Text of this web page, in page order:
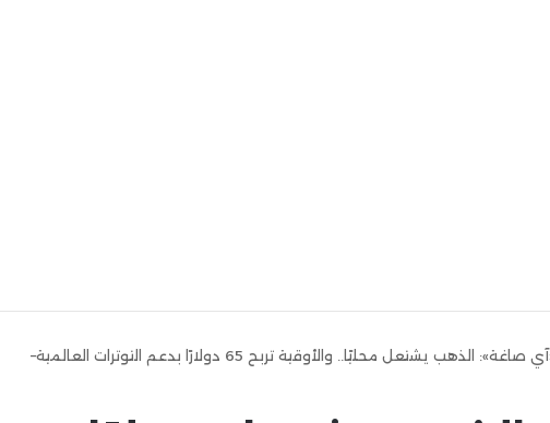
«آي صاغة»: الذهب يشتعل محليًا.. والأوقية تربح 65 دولارًا بدعم التوترات العالمية–